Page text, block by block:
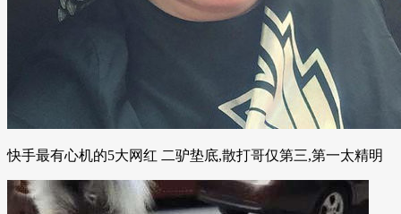
快手最有心机的5大网红 二驴垫底,散打哥仅第三,第一太精明